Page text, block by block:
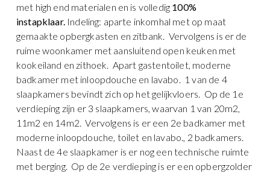
met high end materialen en is volledig 100%
instapklaar.Indeling: aparte inkomhal met op maat
gemaakte opbergkasten en zitbank. Vervolgens is er de
ruime woonkamer met aansluitend open keuken met
kookeiland en zithoek. Apart gastentoilet, moderne
badkamer met inloopdouche en lavabo. 1 van de 4
slaapkamers bevindt zich op het gelijkvloers. Op de 1e
verdieping zijn er 3 slaapkamers, waarvan 1 van 20m2,
11m2 en 14m2. Vervolgens is er een 2e badkamer met
moderne inloopdouche, toilet en lavabo., 2 badkamers.
Naast de 4e slaapkamer is er nog een technische ruimte
met berging. Op de 2e verdieping is er een opbergzolder